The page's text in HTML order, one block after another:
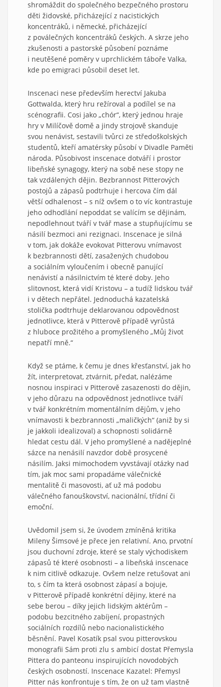
shromáždit do společného bezpečného prostoru
děti židovské, přicházející z nacistických
koncentráků, i německé, přicházející
z poválečných koncentráků českých. A skrze jeho
zkušenosti a pastorské působení poznáme
i neutěšené poměry v uprchlickém táboře Valka,
kde po emigraci působil deset let.
Inscenaci nese především herectví Jakuba
Gottwalda, který hru režíroval a podílel se na
scénografii. Cosi jako „chór“, který jednou hraje
hry v Milíčově domě a jindy strojově skanduje
svou nenávist, sestavili tvůrci ze středoškolských
studentů, kteří amatérsky působí v Divadle Paměti
národa. Působivost inscenace dotváří i prostor
libeňské synagogy, který na sobě nese stopy ne
tak vzdálených dějin. Bezbrannost Pitterových
postojů a zápasů podtrhuje i hercova čím dál
větší odhalenost – s níž ovšem o to víc kontrastuje
jeho odhodlání nepoddat se valícím se dějinám,
nepodlehnout tváří v tvář mase a stupňujícímu se
násilí bezmoci ani rezignaci. Inscenace je silná
v tom, jak dokáže evokovat Pitterovu vnímavost
k bezbrannosti dětí, zasažených chudobou
a sociálním vyloučením i obecně panující
nenávistí a násilnictvím té které doby. Jeho
slitovnost, která vidí Kristovu – a tudíž lidskou tvář
i v dětech nepřátel. Jednoduchá kazatelská
stolička podtrhuje deklarovanou odpovědnost
jednotlivce, která v Pitterově případě vyrůstá
z hluboce prožitého a promyšleného „Můj život
nepatří mně.“
Když se ptáme, k čemu je dnes křesťanství, jak ho
žít, interpretovat, ztvárnit, předat, nalézáme
nosnou inspiraci v Pitterově zasazenosti do dějin,
v jeho důrazu na odpovědnost jednotlivce tváří
v tvář konkrétním momentálním dějům, v jeho
vnímavosti k bezbrannosti „maličkých“ (aniž by si
je jakkoli idealizoval) a schopnosti solidárně
hledat cestu dál. V jeho promyšlené a nadějeplné
sázce na nenásilí navzdor době prosycené
násilím. Jaksi mimochodem vyvstávají otázky nad
tím, jak moc sami propadáme válečnické
mentalitě či masovosti, ať už má podobu
válečného fanouškovství, nacionální, třídní či
emoční.
Uvědomil jsem si, že úvodem zmíněná kritika
Mileny Šimsové je přece jen relativní. Ano, prvotní
jsou duchovní zdroje, které se staly východiskem
zápasů té které osobnosti – a libeňská inscenace
k nim citlivě odkazuje. Ovšem nelze retušovat ani
to, s čím ta která osobnost zápasí a bojuje,
v Pitterově případě konkrétní dějiny, které na
sebe berou – díky jejich lidským aktérům –
podobu bezcitného zabíjení, propastných
sociálních rozdílů nebo nacionalistického
běsnění. Pavel Kosatík psal svou pitterovskou
monografii Sám proti zlu s ambicí dostat Přemysla
Pittera do panteonu inspirujících novodobých
českých osobností. Inscenace Kazatel: Přemysl
Pitter nás konfrontuje s tím, že on už tam vlastně